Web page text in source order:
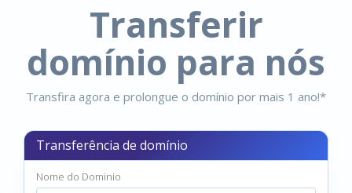
Transferir
domínio para nós
Transfira agora e prolongue o domínio por mais 1 ano!*
Transferência de domínio
Nome do Dominio